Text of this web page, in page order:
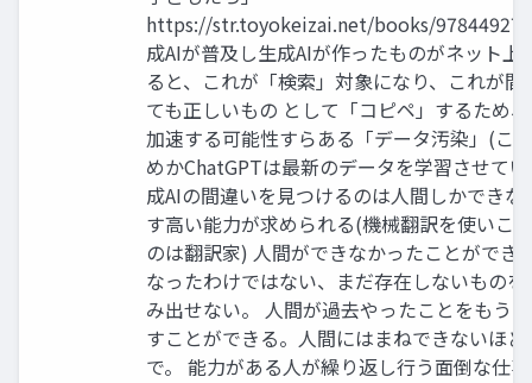
https://str.toyokeizai.net/books/
成AIが普及し生成AIが作ったものがネット上
ると、これが「検索」対象になり、これが間
ても正しいもの として「コピペ」するため
加速する可能性すらある「データ汚染」(こ
めかChatGPTは最新のデータを学習させて
成AIの間違いを見つけるのは人間しかできな
す高い能力が求められる(機械翻訳を使いこ
のは翻訳家) 人間ができなかったことができ
なったわけではない、まだ存在しないもの
み出せない。 人間が過去やったことをもう
すことができる。人間にはまねできないほ
で。 能力がある人が繰り返し行う面倒な仕